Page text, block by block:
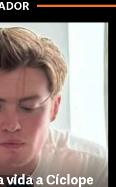
vida a Cíclope